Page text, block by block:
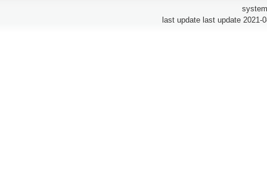
last update last update 2021-